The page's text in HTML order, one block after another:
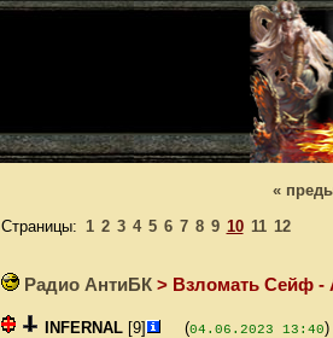
«
Страницы: 1 2 3 4 5 6 7 8 9 10 11 12
Радио АнтиБК> Взломать Сейф -
INFERNAL[9] (04.06.2023 13:40)